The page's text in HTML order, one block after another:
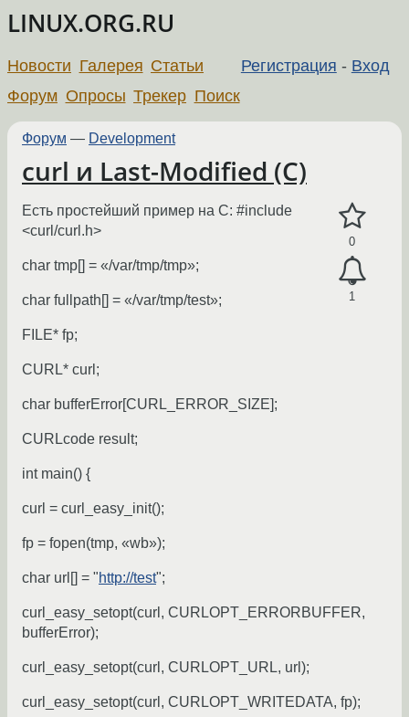
LINUX.ORG.RU
Регистрация - Вход
Новости Галерея Статьи
Форум Опросы Трекер Поиск
Форум — Development
curl и Last-Modified (C)
0
1
Есть простейший пример на C: #include
<curl/curl.h>
char tmp[] = «/var/tmp/tmp»;
char fullpath[] = «/var/tmp/test»;
FILE* fp;
CURL* curl;
char bufferError[CURL_ERROR_SIZE];
CURLcode result;
int main() {
curl = curl_easy_init();
fp = fopen(tmp, «wb»);
char url[] = "http://test";
curl_easy_setopt(curl, CURLOPT_ERRORBUFFER,
bufferError);
curl_easy_setopt(curl, CURLOPT_URL, url);
curl_easy_setopt(curl, CURLOPT_WRITEDATA, fp);